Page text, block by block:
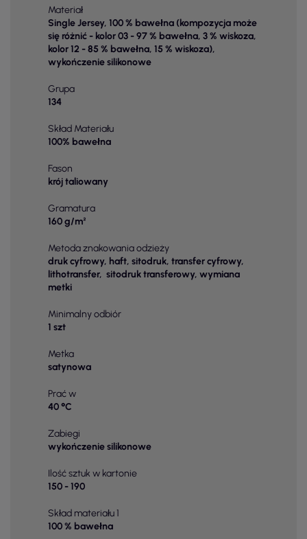
Materiał
Single Jersey, 100 % bawełna (kompozycja może
się różnić - kolor 03 - 97 % bawełna, 3 % wiskoza,
kolor 12 - 85 % bawełna, 15 % wiskoza),
wykończenie silikonowe
Grupa
134
Skład Materiału
100% bawełna
Fason
krój taliowany
Gramatura
160 g/m²
Metoda znakowania odzieży
druk cyfrowy, haft, sitodruk, transfer cyfrowy,
lithotransfer, sitodruk transferowy, wymiana
metki
Minimalny odbiór
1 szt
Metka
satynowa
Prać w
40 °C
Zabiegi
wykończenie silikonowe
Ilość sztuk w kartonie
150 - 190
Skład materiału 1
100 % bawełna